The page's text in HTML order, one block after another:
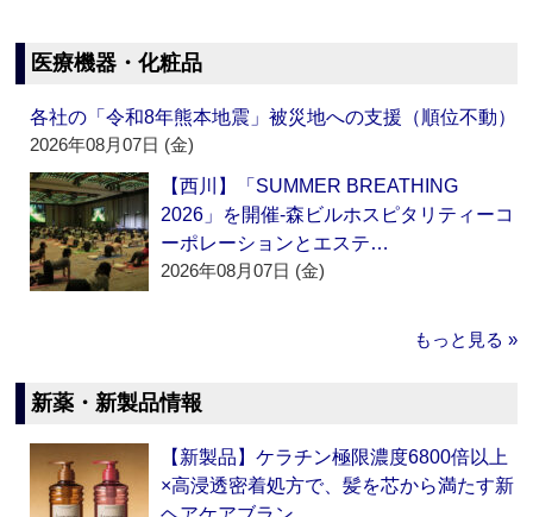
医療機器・化粧品
各社の「令和8年熊本地震」被災地への支援（順位不動）
2026年08月07日 (金)
【西川】「SUMMER BREATHING
2026」を開催‐森ビルホスピタリティーコ
ーポレーションとエステ…
2026年08月07日 (金)
もっと見る »
新薬・新製品情報
【新製品】ケラチン極限濃度6800倍以上
×高浸透密着処方で、髪を芯から満たす新